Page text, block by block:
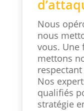
Nous
nous
vous. Une
mettons
Nos
qualifiés
stratégie